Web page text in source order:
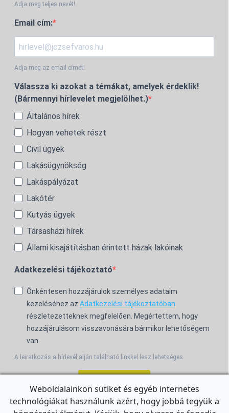
Adja meg teljes nevét!
Email cím:
Adja meg az email címét!
Válassza ki azokat a témákat, amelyek érdeklik!
(Bármennyi hírlevelet megjelölhet.)
Általános hírek
Hogyan vehetek részt
Civil ügyek
Lakásügynökség
Lakáspályázat
Lakótér
Kutyás ügyek
Társasházi hírek
Állami kisajátításban érintett házak lakóinak
Adatkezelési tájékoztató
Önkéntesen hozzájárulok személyes adataim
kezeléséhez az Adatkezelési tájékoztatóban
részletezetteknek megfelelően. Megértettem, hogy
hozzájárulásom visszavonására bármikor lehetőségem
van.
A leiratkozás a hírlevél alján található linkkel lesz lehetséges.
For the English Newsletter, clickHERE.
Weboldalainkon sütiket és egyéb internetes
technológiákat használunk azért, hogy jobbá tegyük a